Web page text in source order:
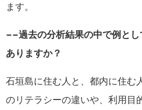
ます。
−−過去の分析結果の中で例と
ありますか？
石垣島に住む人と、都内に住む
のリテラシーの違いや、利用目